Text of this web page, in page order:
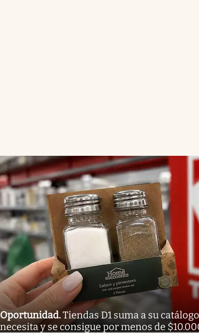
Oportunidad.Tiendas D1 suma a su
necesita y se consigue por menos de